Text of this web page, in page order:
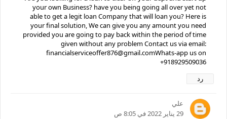
your own Business? have you being going all over yet not
able to get a legit loan Company that will loan you? Here is
your final solution, We can give you any amount you need
provided you are going to pay back within the period of time
given without any problem Contact us via email:
financialserviceoffer876@gmail.comWhats-app us on
+918929509036
رد
علي
29 يناير 2022 في 8:05 ص